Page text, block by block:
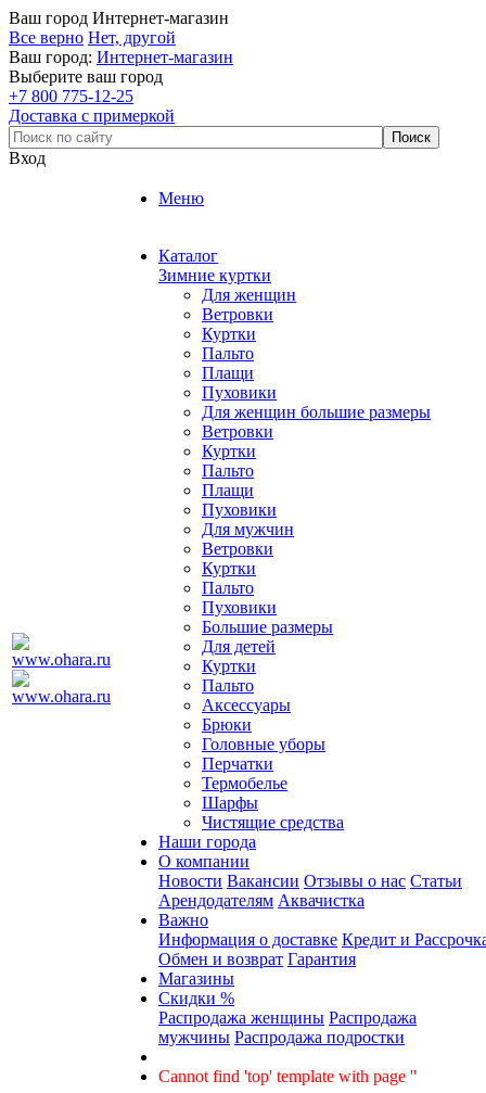
Ваш город Интернет-магазин
Все верно Нет, другой
Ваш город: Интернет-магазин
Выберите ваш город
+7 800 775-12-25
Доставка с примеркой
Вход
Меню
Каталог
Зимние куртки
Для женщин
Ветровки
Куртки
Пальто
Плащи
Пуховики
Для женщин большие размеры
Ветровки
Куртки
Пальто
Плащи
Пуховики
Для мужчин
Ветровки
Куртки
Пальто
Пуховики
Большие размеры
Для детей
Куртки
Пальто
Аксессуары
Брюки
Головные уборы
Перчатки
Термобелье
Шарфы
Чистящие средства
Наши города
О компании
Новости Вакансии Отзывы о нас Статьи
Арендодателям Аквачистка
Важно
Информация о доставке Кредит и
Обмен и возврат Гарантия
Магазины
Скидки %
Распродажа женщины Распродажа
мужчины Распродажа подростки
Cannot find 'top' template with page ''